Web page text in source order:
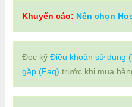
Khuyến cáo: Nên chọn
Đọc kỹ Điều khoản sử dụng
gặp (Faq) trước khi mua